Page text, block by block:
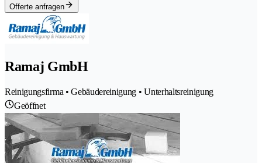
Offerte anfragen
Ramaj GmbH
Reinigungsfirma • Gebäudereinigung • Unterhaltsreinigung
Geöffnet